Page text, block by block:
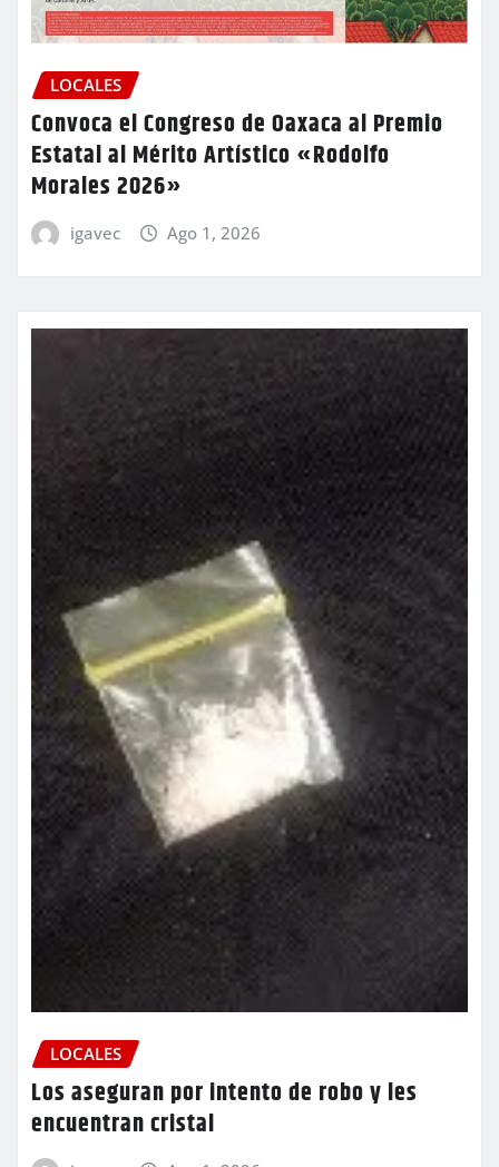
LOCALES
Convoca el Congreso de Oaxaca al Premio
Estatal al Mérito Artístico «Rodolfo
Morales 2026»
igavec Ago 1, 2026
LOCALES
Los aseguran por intento de robo y les
encuentran cristal